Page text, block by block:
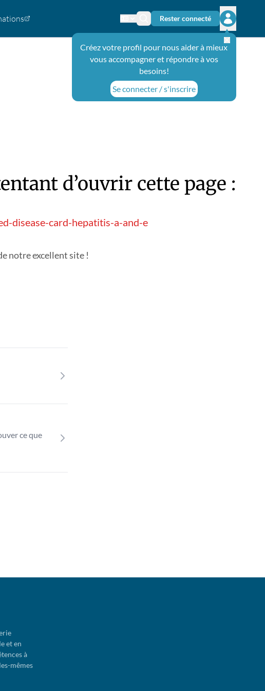
Changer de langue
Icône de recherche
Rester connecté
Ouvrir le
Créez votre profil pour nous aider à mieux
vous accompagner et répondre à vos
besoins!
Se connecter / s'inscrire
d’ouvrir cette page :
disease-card-hepatitis-a-and-e
notre excellent site !
ce que
et en
à
mêmes